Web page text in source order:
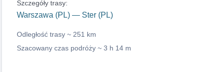
Szczegóły trasy:
Warszawa (PL) — Ster (PL)
Odległość trasy ~ 251 km
Szacowany czas podróży ~ 3 h 14 m